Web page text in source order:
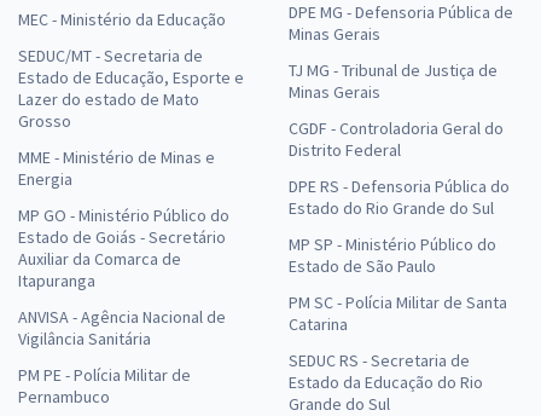
MEC - Ministério da Educação
SEDUC/MT - Secretaria de
Estado de Educação, Esporte e
Lazer do estado de Mato
Grosso
MME - Ministério de Minas e
Energia
MP GO - Ministério Público do
Estado de Goiás - Secretário
Auxiliar da Comarca de
Itapuranga
ANVISA - Agência Nacional de
Vigilância Sanitária
PM PE - Polícia Militar de
Pernambuco
DPE MG - Defensoria Pública de
Minas Gerais
TJ MG - Tribunal de Justiça de
Minas Gerais
CGDF - Controladoria Geral do
Distrito Federal
DPE RS - Defensoria Pública do
Estado do Rio Grande do Sul
MP SP - Ministério Público do
Estado de São Paulo
PM SC - Polícia Militar de Santa
Catarina
SEDUC RS - Secretaria de
Estado da Educação do Rio
Grande do Sul